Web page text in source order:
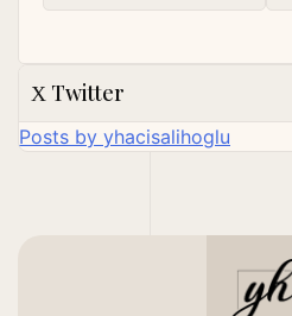
Twitter
Posts by yhacisalihoglu